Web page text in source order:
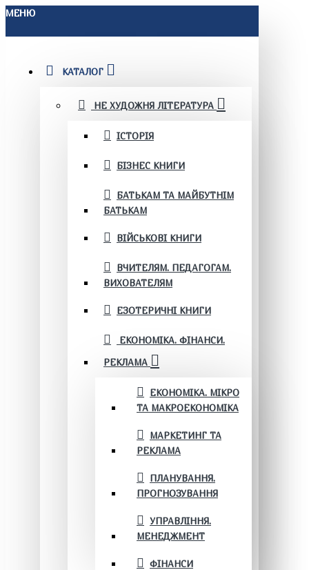
МЕНЮ
КАТАЛОГ
НЕ ХУДОЖНЯ ЛІТЕРАТУРА
ІСТОРІЯ
БІЗНЕС КНИГИ
БАТЬКАМ ТА МАЙБУТНІМ
БАТЬКАМ
ВІЙСЬКОВІ КНИГИ
ВЧИТЕЛЯМ. ПЕДАГОГАМ.
ВИХОВАТЕЛЯМ
ЕЗОТЕРИЧНІ КНИГИ
ЕКОНОМІКА. ФІНАНСИ.
РЕКЛАМА
ЕКОНОМІКА. МІКРО
ТА МАКРОЕКОНОМІКА
МАРКЕТИНГ ТА
РЕКЛАМА
ПЛАНУВАННЯ.
ПРОГНОЗУВАННЯ
УПРАВЛІННЯ.
МЕНЕДЖМЕНТ
ФІНАНСИ